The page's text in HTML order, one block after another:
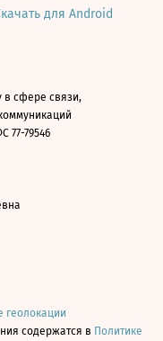
для Android
сфере связи,
77-79546
геолокации
содержатся в Политике